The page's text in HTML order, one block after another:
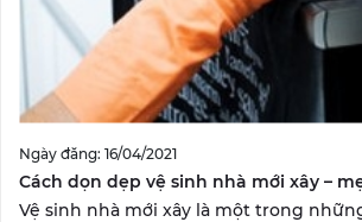
Ngày đăng: 16/04/2021
Cách dọn dẹp vệ sinh nhà mới xây –
Vệ sinh nhà mới xây là một trong